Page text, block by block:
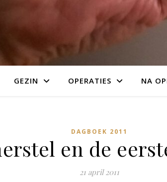
GEZIN OPERATIES NA
DAGBOEK 2011
en de
21 april 2011